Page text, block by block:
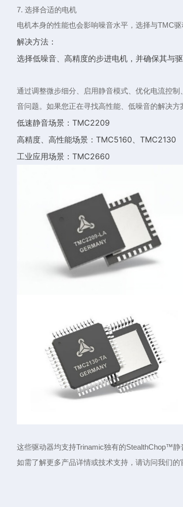
7. 选择合适的电机
电机本身的性能也会影响噪音水平，选择与TMC
解决方法：
选择低噪音、高精度的步进电机，并确保其与驱
通过调整微步细分、启用静音模式、优化电流控
音问题。如果您正在寻找高性能、低噪音的解决方
低速静音场景：TMC2209
高精度、高性能场景：TMC5160、TMC2130
工业应用场景：TMC2660
这些驱动器均支持Trinamic独有的StealthChop™
如需了解更多产品详情或技术支持，请访问我们的